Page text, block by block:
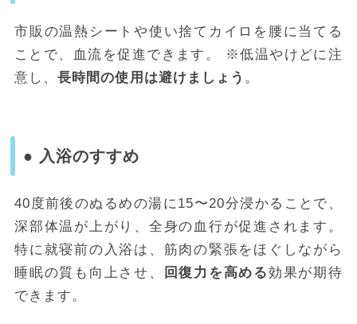
市販の温熱シートや使い捨てカイロを腰に当てる
ことで、血流を促進できます。 ※低温やけどに注
意し、長時間の使用は避けましょう 。
● 入浴のすすめ
40度前後のぬるめの湯に15〜20分浸かることで、
深部体温が上がり、全身の血行が促進されます。
特に就寝前の入浴は、筋肉の緊張をほぐしながら
睡眠の質も向上させ、
回復力を高める効果が期待
できます。